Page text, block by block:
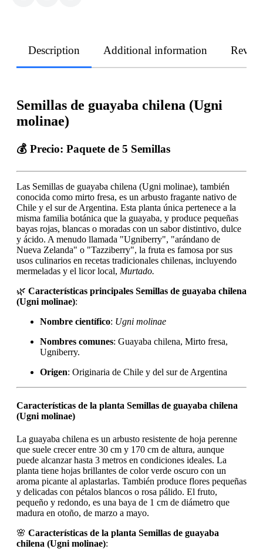
Description Additional information
Semillas de guayaba chilena (Ugni
molinae)
💰 Precio: Paquete de 5 Semillas
Las Semillas de guayaba chilena (Ugni molinae), también
conocida como mirto fresa, es un arbusto fragante nativo de
Chile y el sur de Argentina. Esta planta única pertenece a la
misma familia botánica que la guayaba, y produce pequeñas
bayas rojas, blancas o moradas con un sabor distintivo, dulce
y ácido. A menudo llamada "Ugniberry", "arándano de
Nueva Zelanda" o "Tazziberry", la fruta es famosa por sus
usos culinarios en recetas tradicionales chilenas, incluyendo
mermeladas y el licor local, Murtado.
🌿 Características principales Semillas de guayaba chilena
(Ugni molinae):
Nombre científico: Ugni molinae
Nombres comunes: Guayaba chilena, Mirto fresa,
Ugniberry.
Origen: Originaria de Chile y del sur de Argentina
Características de la planta Semillas de guayaba chilena
(Ugni molinae)
La guayaba chilena es un arbusto resistente de hoja perenne
que suele crecer entre 30 cm y 170 cm de altura, aunque
puede alcanzar hasta 3 metros en condiciones ideales. La
planta tiene hojas brillantes de color verde oscuro con un
aroma picante al aplastarlas. También produce flores pequeñas
y delicadas con pétalos blancos o rosa pálido. El fruto,
pequeño y redondo, es una baya de 1 cm de diámetro que
madura en otoño, de marzo a mayo.
🌸 Características de la planta Semillas de guayaba
chilena (Ugni molinae):